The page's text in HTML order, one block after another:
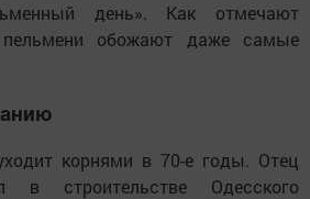
день». Как отмечают
обожают даже самые
корнями в 70-е годы. Отец
в строительстве Одесского